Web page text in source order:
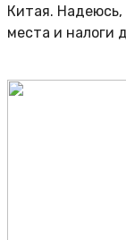
Китая.
места и налоги